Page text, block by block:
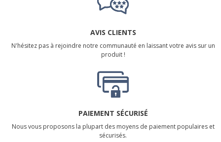
AVIS CLIENTS
N'hésitez pas à rejoindre notre communauté en laissant votre avis sur un
produit !
PAIEMENT SÉCURISÉ
Nous vous proposons la plupart des moyens de paiement populaires et
sécurisés.